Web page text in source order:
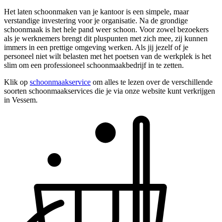
Het laten schoonmaken van je kantoor is een simpele, maar
verstandige investering voor je organisatie. Na de grondige
schoonmaak is het hele pand weer schoon. Voor zowel bezoekers
als je werknemers brengt dit pluspunten met zich mee, zij kunnen
immers in een prettige omgeving werken. Als jij jezelf of je
personeel niet wilt belasten met het poetsen van de werkplek is het
slim om een professioneel schoonmaakbedrijf in te zetten.
Klik op schoonmaakservice om alles te lezen over de verschillende
soorten schoonmaakservices die je via onze website kunt verkrijgen
in Vessem.